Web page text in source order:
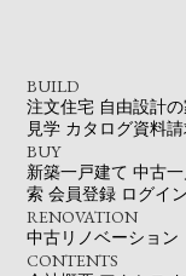
BUILD
注文住宅 自由設計
見学 カタログ資料
BUY
新築一戸建て 中古
索 会員登録 ログイン
RENOVATION
中古リノベーション
CONTENTS